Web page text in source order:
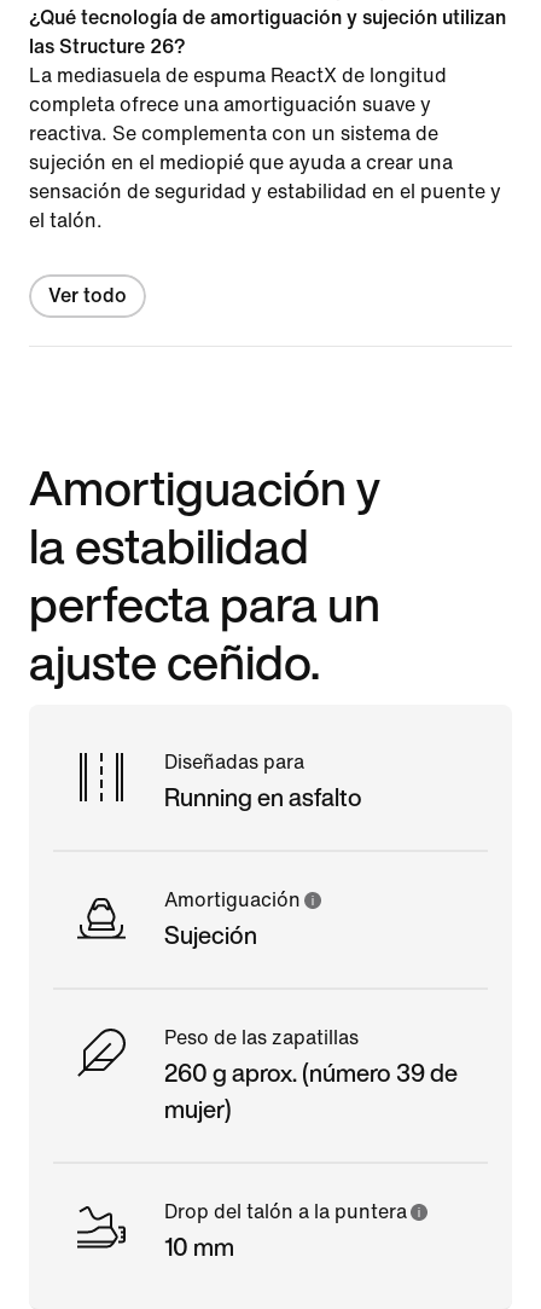
¿Qué tecnología de amortiguación y sujeción utilizan
las Structure 26?
La mediasuela de espuma ReactX de longitud
completa ofrece una amortiguación suave y
reactiva. Se complementa con un sistema de
sujeción en el mediopié que ayuda a crear una
sensación de seguridad y estabilidad en el puente y
el talón.
Ver todo
Amortiguación y
la estabilidad
perfecta para un
ajuste ceñido.
Diseñadas para
Running en asfalto
Amortiguación
Sujeción
Peso de las zapatillas
260 g aprox. (número 39 de
mujer)
Drop del talón a la puntera
10 mm